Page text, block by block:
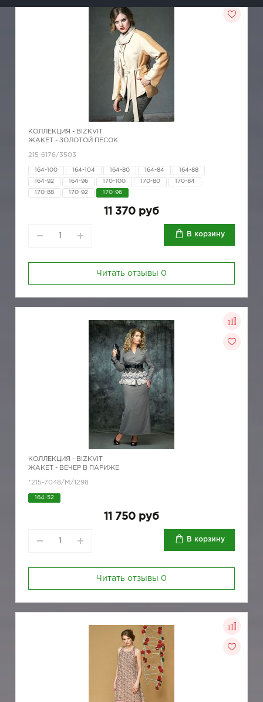
КОЛЛЕКЦИЯ - BIZKVIT
ЖАКЕТ - ЗОЛОТОЙ ПЕСОК
215-6176/3503
164-100 164-104 164-80 164-84 164-88
164-92 164-96 170-100 170-80 170-84
170-88 170-92 170-96
11 370 руб
В корзину
Читать отзывы 0
КОЛЛЕКЦИЯ - BIZKVIT
ЖАКЕТ - ВЕЧЕР В ПАРИЖЕ
*215-7048/M/1298
164-52
11 750 руб
В корзину
Читать отзывы 0